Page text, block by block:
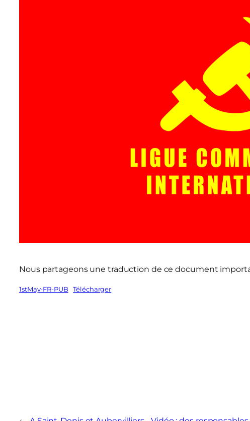
Nous partageons une traduction de ce document
1stMay-FR-PUB Télécharger